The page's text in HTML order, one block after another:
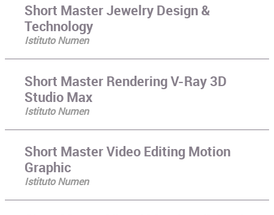
Short Master Jewelry Design &
Technology
Istituto Numen
Short Master Rendering V-Ray 3D
Studio Max
Istituto Numen
Short Master Video Editing Motion
Graphic
Istituto Numen